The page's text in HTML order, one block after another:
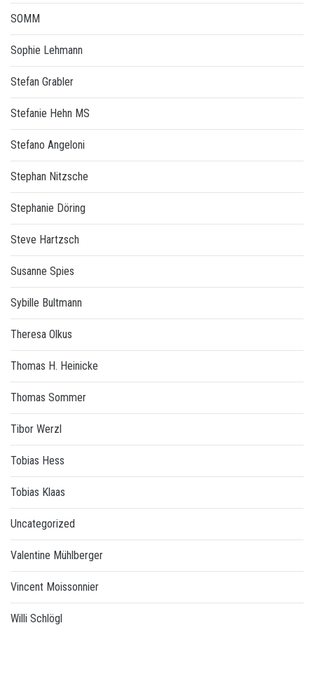
SOMM
Sophie Lehmann
Stefan Grabler
Stefanie Hehn MS
Stefano Angeloni
Stephan Nitzsche
Stephanie Döring
Steve Hartzsch
Susanne Spies
Sybille Bultmann
Theresa Olkus
Thomas H. Heinicke
Thomas Sommer
Tibor Werzl
Tobias Hess
Tobias Klaas
Uncategorized
Valentine Mühlberger
Vincent Moissonnier
Willi Schlögl